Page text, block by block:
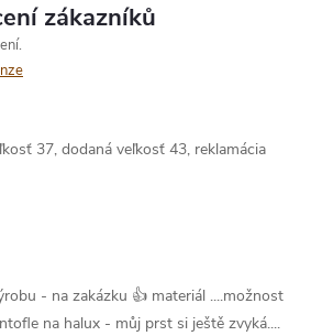
zákazníků
37, dodaná veľkosť 43, reklamácia
- na zakázku 👍 materiál ....možnost
na halux - můj prst si ještě zvyká....